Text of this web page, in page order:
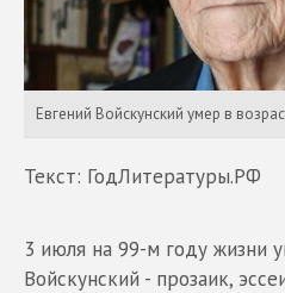
Евгений Войскунский умер в
Текст: ГодЛитературы.РФ
3 июля на 99-м году жизни
Войскунский - прозаик,